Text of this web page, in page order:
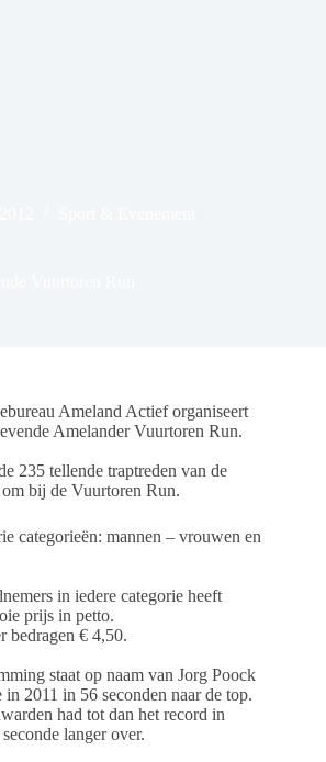
Ameland Actief organiseert
Amelander Vuurtoren Run.
235 tellende traptreden van de
bij de Vuurtoren Run.
categorieën: mannen – vrouwen en
in iedere categorie heeft
prijs in petto.
bedragen € 4,50.
staat op naam van Jorg Poock
2011 in 56 seconden naar de top.
had tot dan het record in
langer over.